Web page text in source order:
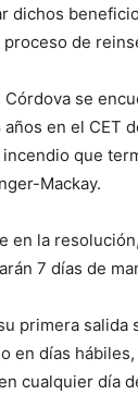
dichos
de
se
años en el CET
que
Mackay.
en la
7 días de
primera salida
en días
cualquier día